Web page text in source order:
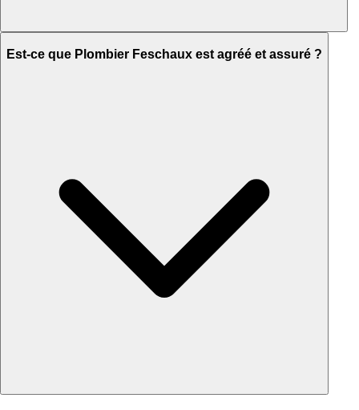
Est-ce que Plombier Feschaux est agréé et assuré ?